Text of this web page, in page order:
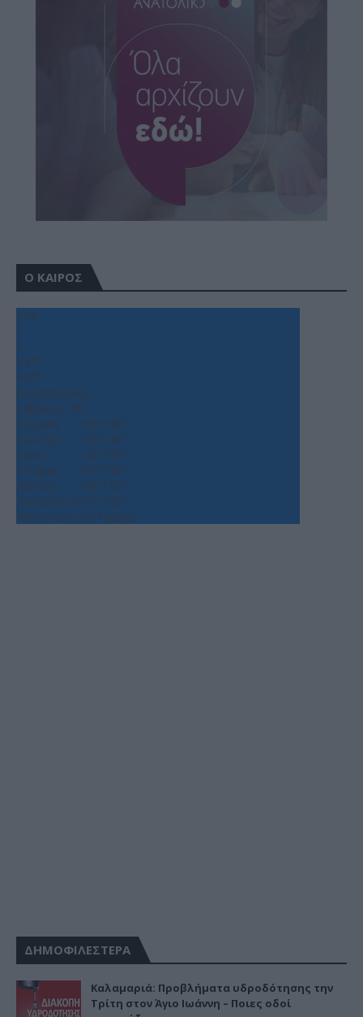
Ο ΚΑΙΡΟΣ
+35
°
C
+37°
+25°
Θεσσαλονίκη
Σάββατο, 08
Κυριακή
+36°+28°
Δευτέρα
+35°+26°
Τρίτη
+36°+25°
Τετάρτη
+37°+26°
Πέμπτη
+36°+25°
Παρασκευή+31°+25°
Πρόγνωση για 7 μέρες
ΔΗΜΟΦΙΛΕΣΤΕΡΑ
Καλαμαριά: Προβλήματα υδροδότησης την
Τρίτη στον Άγιο Ιωάννη – Ποιες οδοί